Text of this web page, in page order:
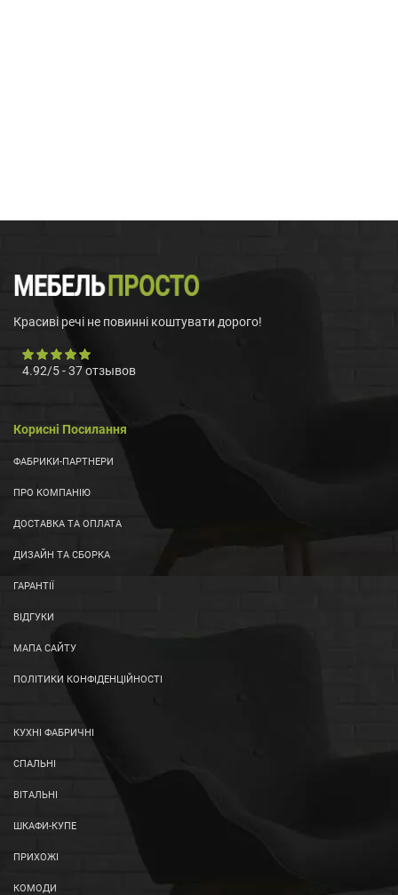
Красиві речі не повинні коштувати дорого!
4.92/5-37отзывов
Корисні Посилання
ФАБРИКИ-ПАРТНЕРИ
ПРО КОМПАНІЮ
ДОСТАВКА ТА ОПЛАТА
ДИЗАЙН ТА СБОРКА
ГАРАНТІЇ
ВІДГУКИ
МАПА САЙТУ
ПОЛІТИКИ КОНФІДЕНЦІЙНОСТІ
КУХНІ ФАБРИЧНІ
СПАЛЬНІ
ВІТАЛЬНІ
ШКАФИ-КУПЕ
ПРИХОЖІ
КОМОДИ